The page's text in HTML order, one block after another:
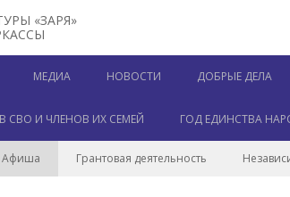
«ЗАРЯ»
МЕДИА НОВОСТИ ДОБРЫЕ ДЕЛА
СВО И ЧЛЕНОВ ИХ СЕМЕЙ ГОД ЕДИНСТВА
Афиша Грантовая деятельность